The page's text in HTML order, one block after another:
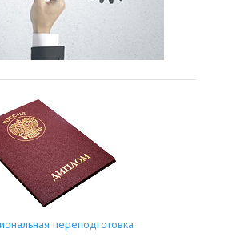
переподготовка